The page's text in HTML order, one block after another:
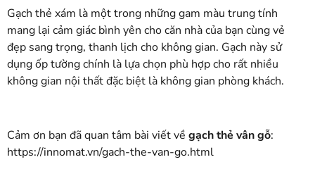
Gạch thẻ xám là một trong những gam màu trung tính
mang lại cảm giác bình yên cho căn nhà của bạn cùng vẻ
đẹp sang trọng, thanh lịch cho không gian. Gạch này sử
dụng ốp tường chính là lựa chọn phù hợp cho rất nhiều
không gian nội thất đặc biệt là không gian phòng khách.
Cảm ơn bạn đã quan tâm bài viết về gạch thẻ vân gỗ:
https://innomat.vn/gach-the-van-go.html